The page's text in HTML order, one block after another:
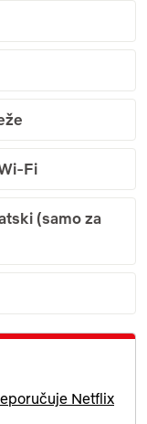
Fi
(samo za
Netflix